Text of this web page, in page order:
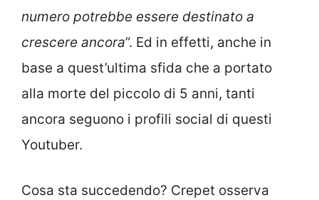
numero potrebbe essere destinato a
crescere ancora”. Ed in effetti, anche in
base a quest’ultima sfida che a portato
alla morte del piccolo di 5 anni, tanti
ancora seguono i profili social di questi
Youtuber.
Cosa sta succedendo? Crepet osserva